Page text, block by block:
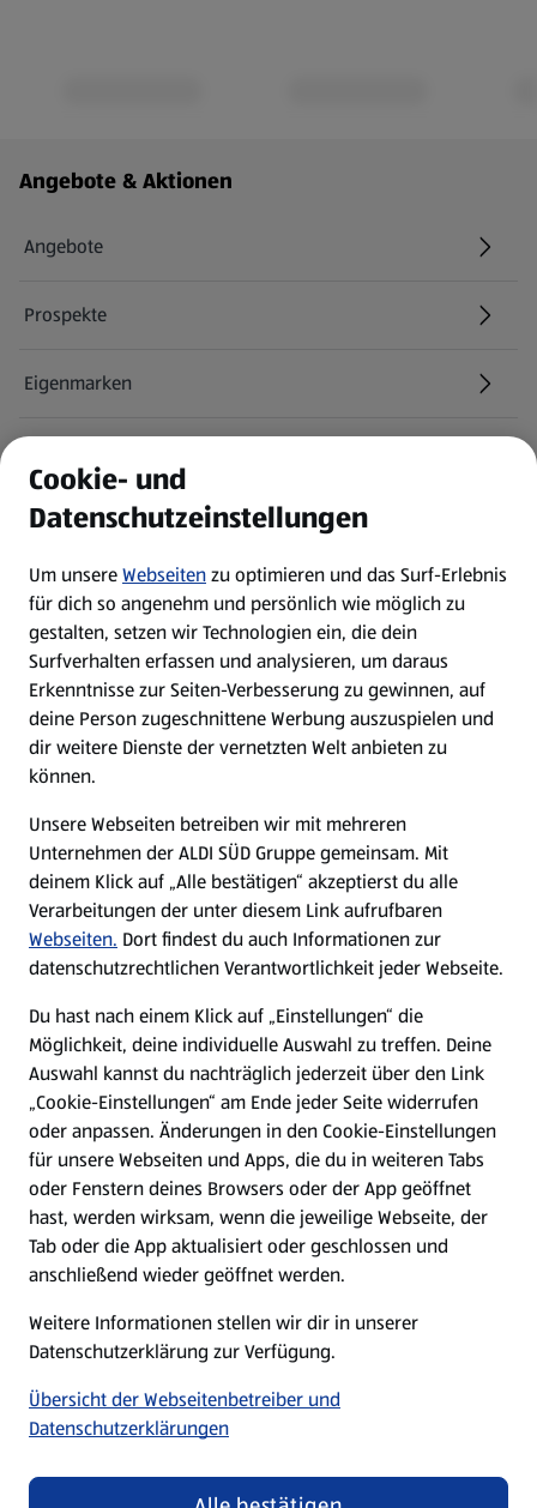
Fußzeilenmenü - weitere Links
Angebote & Aktionen
Angebote
Prospekte
Eigenmarken
Newsletter
WhatsApp
Über ALDI SÜD
Filialen
Nachhaltigkeit
Karriere
Presse
Hilfe & Kontakt
(öffnet in einem neuen Tab)
Unternehmen
Folge uns hier:
Datenschutz- und Richtlinienmenü
Cookie-Einstellungen
Cookie- und
Datenschutzeinstellungen
Um unsereWebseitenzu optimieren und das Surf-Erlebnis
für dich so angenehm und persönlich wie möglich zu
gestalten, setzen wir Technologien ein, die dein
Surfverhalten erfassen und analysieren, um daraus
Erkenntnisse zur Seiten-Verbesserung zu gewinnen, auf
deine Person zugeschnittene Werbung auszuspielen und
dir weitere Dienste der vernetzten Welt anbieten zu
können.
Unsere Webseiten betreiben wir mit mehreren
Unternehmen der ALDI SÜD Gruppe gemeinsam. Mit
deinem Klick auf „Alle bestätigen“ akzeptierst du alle
Verarbeitungen der unter diesem Link aufrufbaren
Webseiten. Dort findest du auch Informationen zur
datenschutzrechtlichen Verantwortlichkeit jeder Webseite.
Du hast nach einem Klick auf „Einstellungen“ die
Möglichkeit, deine individuelle Auswahl zu treffen. Deine
Auswahl kannst du nachträglich jederzeit über den Link
„Cookie-Einstellungen“ am Ende jeder Seite widerrufen
oder anpassen. Änderungen in den Cookie-Einstellungen
für unsere Webseiten und Apps, die du in weiteren Tabs
oder Fenstern deines Browsers oder der App geöffnet
hast, werden wirksam, wenn die jeweilige Webseite, der
Tab oder die App aktualisiert oder geschlossen und
anschließend wieder geöffnet werden.
Weitere Informationen stellen wir dir in unserer
Datenschutzerklärung zur Verfügung.
Übersicht der Webseitenbetreiber und
Datenschutzerklärungen